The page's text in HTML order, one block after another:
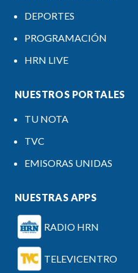
DEPORTES
PROGRAMACIÓN
HRN LIVE
NUESTROS PORTALES
TU NOTA
TVC
EMISORAS UNIDAS
NUESTRAS APPS
RADIO HRN
TELEVICENTRO